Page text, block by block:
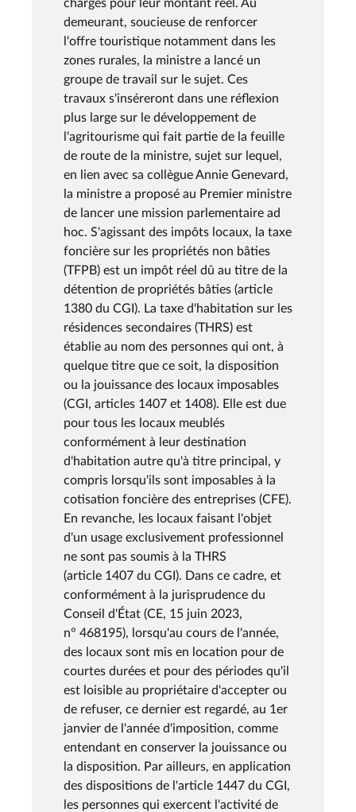
charges pour leur montant réel. Au
demeurant, soucieuse de renforcer
l'offre touristique notamment dans les
zones rurales, la ministre a lancé un
groupe de travail sur le sujet. Ces
travaux s'inséreront dans une réflexion
plus large sur le développement de
l'agritourisme qui fait partie de la feuille
de route de la ministre, sujet sur lequel,
en lien avec sa collègue Annie Genevard,
la ministre a proposé au Premier ministre
de lancer une mission parlementaire ad
hoc. S'agissant des impôts locaux, la taxe
foncière sur les propriétés non bâties
(TFPB) est un impôt réel dû au titre de la
détention de propriétés bâties (article
1380 du CGI). La taxe d'habitation sur les
résidences secondaires (THRS) est
établie au nom des personnes qui ont, à
quelque titre que ce soit, la disposition
ou la jouissance des locaux imposables
(CGI, articles 1407 et 1408). Elle est due
pour tous les locaux meublés
conformément à leur destination
d'habitation autre qu'à titre principal, y
compris lorsqu'ils sont imposables à la
cotisation foncière des entreprises (CFE).
En revanche, les locaux faisant l'objet
d'un usage exclusivement professionnel
ne sont pas soumis à la THRS
(article 1407 du CGI). Dans ce cadre, et
conformément à la jurisprudence du
Conseil d'État (CE, 15 juin 2023,
n° 468195), lorsqu'au cours de l'année,
des locaux sont mis en location pour de
courtes durées et pour des périodes qu'il
est loisible au propriétaire d'accepter ou
de refuser, ce dernier est regardé, au 1er
janvier de l'année d'imposition, comme
entendant en conserver la jouissance ou
la disposition. Par ailleurs, en application
des dispositions de l'article 1447 du CGI,
les personnes qui exercent l'activité de